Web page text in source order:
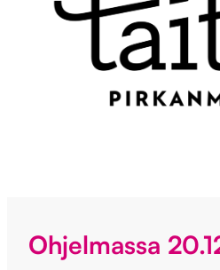
Ohjelmassa